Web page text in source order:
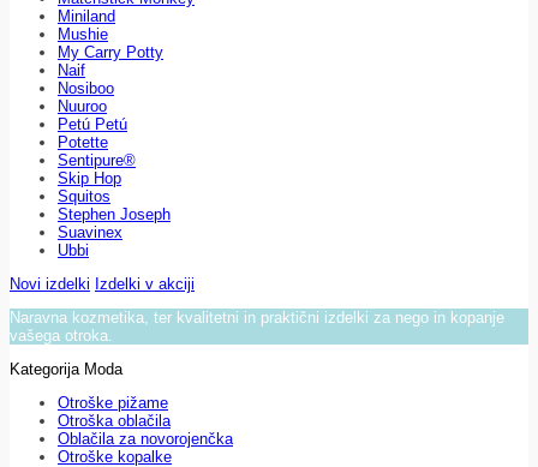
Miniland
Mushie
My Carry Potty
Naif
Nosiboo
Nuuroo
Petú Petú
Potette
Sentipure®
Skip Hop
Squitos
Stephen Joseph
Suavinex
Ubbi
Novi izdelki Izdelki v akciji
Naravna kozmetika, ter kvalitetni in praktični izdelki za nego in kopanje
vašega otroka.
Kategorija Moda
Otroške pižame
Otroška oblačila
Oblačila za novorojenčka
Otroške kopalke